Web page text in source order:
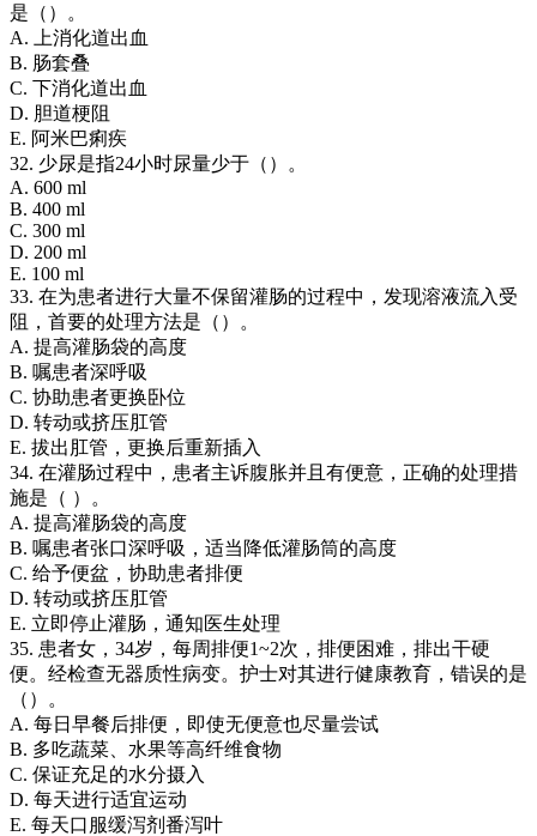
是（）。
A. 上消化道出血
B. 肠套叠
C. 下消化道出血
D. 胆道梗阻
E. 阿米巴痢疾
32. 少尿是指24小时尿量少于（）。
A. 600 ml
B. 400 ml
C. 300 ml
D. 200 ml
E. 100 ml
33. 在为患者进行大量不保留灌肠的过程中，发现溶液流入受
阻，首要的处理方法是（）。
A. 提高灌肠袋的高度
B. 嘱患者深呼吸
C. 协助患者更换卧位
D. 转动或挤压肛管
E. 拔出肛管，更换后重新插入
34. 在灌肠过程中，患者主诉腹胀并且有便意，正确的处理措
施是（ ）。
A. 提高灌肠袋的高度
B. 嘱患者张口深呼吸，适当降低灌肠筒的高度
C. 给予便盆，协助患者排便
D. 转动或挤压肛管
E. 立即停止灌肠，通知医生处理
35. 患者女，34岁，每周排便1~2次，排便困难，排出干硬
便。经检查无器质性病变。护士对其进行健康教育，错误的是
（）。
A. 每日早餐后排便，即使无便意也尽量尝试
B. 多吃蔬菜、水果等高纤维食物
C. 保证充足的水分摄入
D. 每天进行适宜运动
E. 每天口服缓泻剂番泻叶